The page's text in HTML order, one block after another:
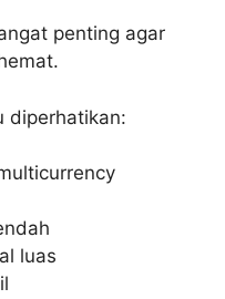
penting agar
diperhatikan:
luas